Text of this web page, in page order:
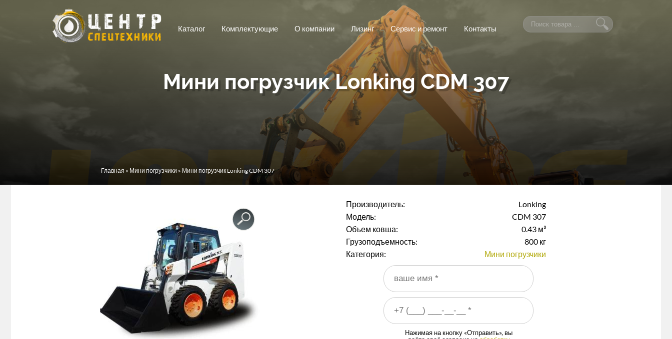
Перейти к основному содержанию
Каталог Комплектующие О компании Лизинг Сервис и ремонт Контакты
Мини погрузчик Lonking CDM 307
Вы здесь
Главная » Мини погрузчики » Мини погрузчик Lonking CDM 307
Производитель:
Lonking
Модель:
CDM 307
Объем ковша:
0.43 м³
Грузоподъемность:
800 кг
Категория:
Мини погрузчики
Ваше имя*
Ваш номер телефона
Нажимая на кнопку «Отправить», вы